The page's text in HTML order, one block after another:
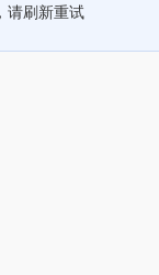
请刷新重试